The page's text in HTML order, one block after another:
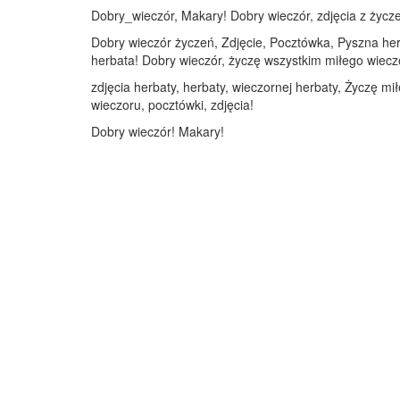
Dobry_wieczór, Makary! Dobry wieczór, zdjęcia z
Dobry wieczór życzeń, Zdjęcie, Pocztówka, Pyszna
herbata! Dobry wieczór, życzę wszystkim miłego
zdjęcia herbaty, herbaty, wieczornej herbaty, Życzę
wieczoru, pocztówki, zdjęcia!
Dobry wieczór! Makary!